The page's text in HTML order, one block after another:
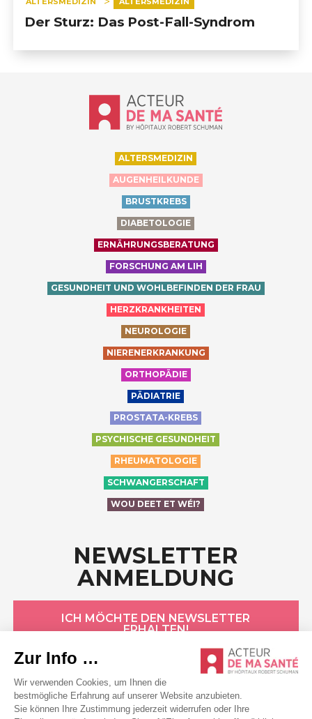
Der Sturz: Das Post-Fall-Syndrom
Accueil - Acteur de ma santé, by
ALTERSMEDIZIN
AUGENHEILKUNDE
BRUSTKREBS
DIABETOLOGIE
ERNÄHRUNGSBERATUNG
FORSCHUNG AM LIH
GESUNDHEIT UND WOHLBEFINDEN DER FRAU
HERZKRANKHEITEN
NEUROLOGIE
NIERENERKRANKUNG
ORTHOPÄDIE
PÄDIATRIE
PROSTATA-KREBS
PSYCHISCHE GESUNDHEIT
RHEUMATOLOGIE
SCHWANGERSCHAFT
WOU DEET ET WÉI?
NEWSLETTER
ANMELDUNG
ICH MÖCHTE DEN NEWSLETTER
ERHALTEN!
HÔPITAUX ROBERT SCHUMAN
Datenschutzerklärung